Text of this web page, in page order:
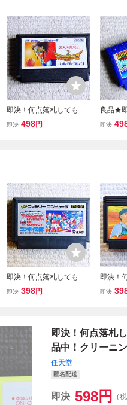
即決！何点落札しても送
料185円★ 飛龍の拳
即決 498円
良品★
ても送
即決
即決！何点落札しても送
料185円★ トランスフ
ン★同梱ＯＫ動作OK
即決 398円
即決！
料185
即決
即決！何点落札
品中！クリーニ
任天堂
匿名配送
即決 598円 （